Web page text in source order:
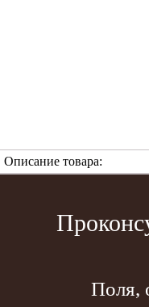
Описание товара:
Поля,